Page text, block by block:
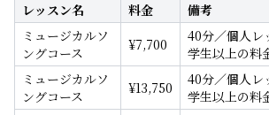
レッスン名 料金
備考
ミュージカルソ
ングコース
¥7,700
40分／個人レ
学生以上の料
ミュージカルソ
ングコース
¥13,750
40分／個人レ
学生以上の料